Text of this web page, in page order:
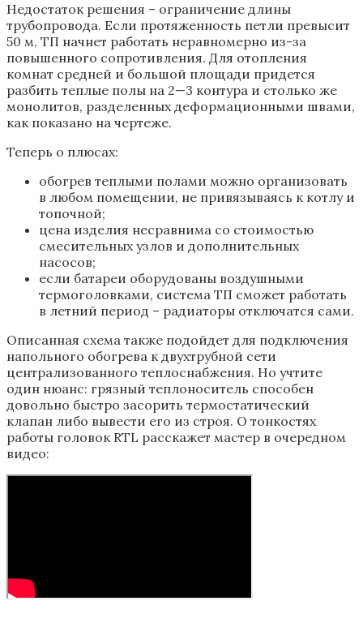
Недостаток решения – ограничение длины
трубопровода. Если протяженность петли превысит
50 м, ТП начнет работать неравномерно из-за
повышенного сопротивления. Для отопления
комнат средней и большой площади придется
разбить теплые полы на 2—3 контура и столько же
монолитов, разделенных деформационными швами,
как показано на чертеже.
Теперь о плюсах:
обогрев теплыми полами можно организовать
в любом помещении, не привязываясь к котлу и
топочной;
цена изделия несравнима со стоимостью
смесительных узлов и дополнительных
насосов;
если батареи оборудованы воздушными
термоголовками, система ТП сможет работать
в летний период – радиаторы отключатся сами.
Описанная схема также подойдет для подключения
напольного обогрева к двухтрубной сети
централизованного теплоснабжения. Но учтите
один нюанс: грязный теплоноситель способен
довольно быстро засорить термостатический
клапан либо вывести его из строя. О тонкостях
работы головок RTL расскажет мастер в очередном
видео: